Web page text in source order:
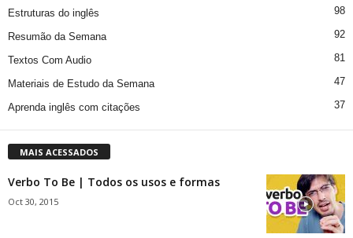
Estruturas do inglês 98
Resumão da Semana 92
Textos Com Audio 81
Materiais de Estudo da Semana 47
Aprenda inglês com citações 37
MAIS ACESSADOS
Verbo To Be | Todos os usos e formas
Oct 30, 2015